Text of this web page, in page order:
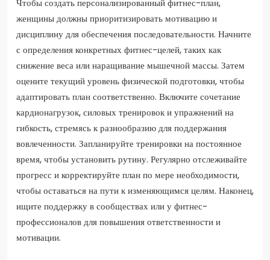
Чтобы создать персонализированный фитнес-план,
женщины должны приоритизировать мотивацию и
дисциплину для обеспечения последовательности. Начните
с определения конкретных фитнес-целей, таких как
снижение веса или наращивание мышечной массы. Затем
оцените текущий уровень физической подготовки, чтобы
адаптировать план соответственно. Включите сочетание
кардионагрузок, силовых тренировок и упражнений на
гибкость, стремясь к разнообразию для поддержания
вовлеченности. Запланируйте тренировки на постоянное
время, чтобы установить рутину. Регулярно отслеживайте
прогресс и корректируйте план по мере необходимости,
чтобы оставаться на пути к изменяющимся целям. Наконец,
ищите поддержку в сообществах или у фитнес-
профессионалов для повышения ответственности и
мотивации.